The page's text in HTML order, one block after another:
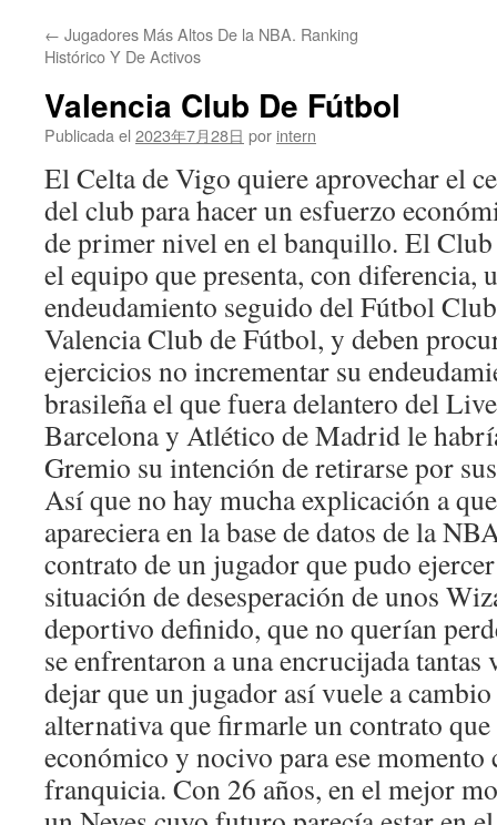
contenido
← Jugadores Más Altos De la NBA. Ranking
Histórico Y De Activos
Valencia Club De Fútbol
Publicada el 2023年7月28日 por intern
El Celta de Vigo quiere aprovechar el
del club para hacer un esfuerzo
de primer nivel en el banquillo. El
el equipo que presenta, con diferencia,
endeudamiento seguido del Fútbol
Valencia Club de Fútbol, y deben
ejercicios no incrementar su
brasileña el que fuera delantero del
Barcelona y Atlético de Madrid le
Gremio su intención de retirarse por
Así que no hay mucha explicación a
apareciera en la base de datos de la
contrato de un jugador que pudo
situación de desesperación de unos
deportivo definido, que no querían
se enfrentaron a una encrucijada tantas
dejar que un jugador así vuele a
alternativa que firmarle un contrato que
económico y nocivo para ese
franquicia. Con 26 años, en el mejor